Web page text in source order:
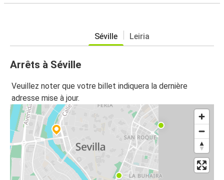
Séville Leiria
Arrêts à Séville
Veuillez noter que votre billet indiquera la dernière
adresse mise à jour.